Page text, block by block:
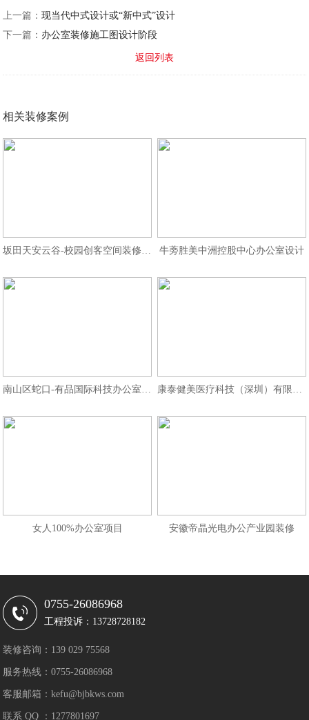
上一篇：现当代中式设计或“新中式”设计
下一篇： 办公室装修施工图设计阶段
返回列表
相关装修案例
坂田天安云谷-校园创客空间装修设计 牛蒡胜美中洲控股中心办公室设计
女人100%办公室项目 安徽帝晶光电办公产业园装修
0755-26086968
工程投诉：13728728182
装修咨询：139 029 75568
服务热线：0755-26086968
客服邮箱：kefu@bjbkws.com
联系 QQ ：1277801697